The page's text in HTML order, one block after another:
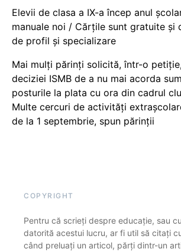
Elevii de clasa a IX-a încep anul
manuale noi / Cărțile sunt gratuite și
de profil și specializare
Mai mulți părinți solicită, într-o
deciziei ISMB de a nu mai acorda
posturile la plata cu ora din cadrul
Multe cercuri de activități
de la 1 septembrie, spun părinții
COPYRIGHT
Pentru că scrieți despre educație, sau
datorită acestui lucru, ar fi util să citați
când preluați un articol, părți dintr-un